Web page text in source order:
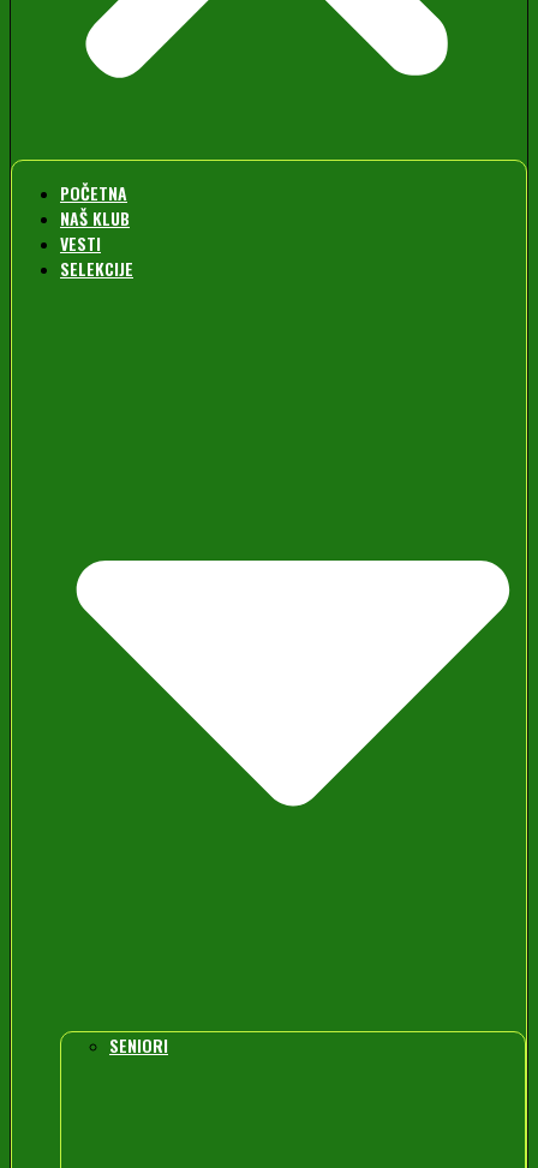
POČETNA
NAŠ KLUB
VESTI
SELEKCIJE
SENIORI